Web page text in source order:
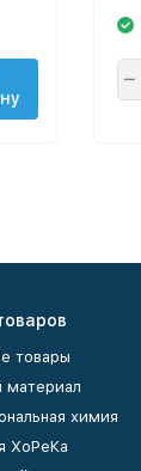
товары
материал
химия
ХоРеКа